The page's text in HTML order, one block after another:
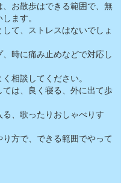
お散歩はできる範囲で、無
ます。
て、ストレスはないでしょ
時に痛み止めなどで対応し
相談してください。
は、良く寝る、外に出て歩
、歌ったりおしゃべりす
方で、できる範囲でやって